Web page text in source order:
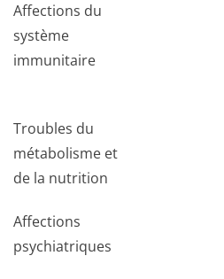
Affections du
système
immunitaire
Troubles du
métabolisme et
de la nutrition
Affections
psychiatriques